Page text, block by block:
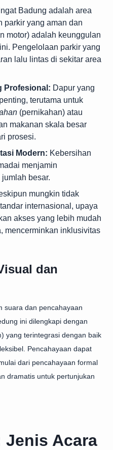
Badung adalah area
parkir yang aman dan
motor) adalah keunggulan
Pengelolaan parkir yang
lalu lintas di sekitar area
Profesional: Dapur yang
terutama untuk
(pernikahan) atau
makanan skala besar
prosesi.
Modern: Kebersihan
menjamin
besar.
mungkin tidak
internasional, upaya
akses yang lebih mudah
mencerminkan inklusivitas
dan
suara dan pencahayaan
ini dilengkapi dengan
yang terintegrasi dengan baik
Pencahayaan dapat
dari pencahayaan formal
dramatis untuk pertunjukan
Jenis Acara